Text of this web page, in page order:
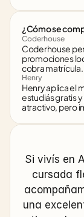
¿Cómo se
Coderhouse
Coderhouse
promociones
cobra matrícula.
Henry
Henry aplica el
estudiás gratis
atractivo, pero
Si vivís en
cursada
una